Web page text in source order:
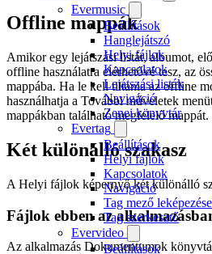
Evermusic
Beállítások
Hanglejátszó
Helyi fájlok
Kapcsolatok
Lejátszási listák
Navigáció
Zenei könyvtár
Evertag
Beállítások
Helyi fájlok
Kapcsolatok
Navigáció
Tag mező
Tag szerkesztő
Evervideo
Beállítások
Offline mappák
Amikor egy lejátszási listát, albumot,
offline használatra elérhetővé tesz, az
mappába. Ha le kell tiltania az offline
használhatja a További műveletek
mappákban található megfelelő mappát.
Két különálló szakasz
A Helyi fájlok képernyő két különálló
Fájlok ebben az
Az alkalmazás Dokumentumok